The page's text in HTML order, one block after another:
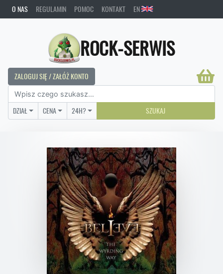
O NAS REGULAMIN POMOC KONTAKT EN
ROCK-SERWIS
ZALOGUJ SIĘ / ZAŁÓŻ KONTO
DZIAŁ CENA 24H? SZUKAJ